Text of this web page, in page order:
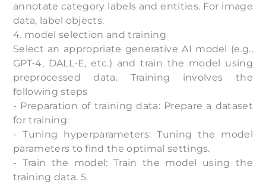
annotate category labels and entities. For image
data, label objects.
4. model selection and training
Select an appropriate generative AI model (e.g.,
GPT-4, DALL-E, etc.) and train the model using
preprocessed data. Training involves the
following steps
- Preparation of training data: Prepare a dataset
for training.
- Tuning hyperparameters: Tuning the model
parameters to find the optimal settings.
- Train the model: Train the model using the
training data. 5.